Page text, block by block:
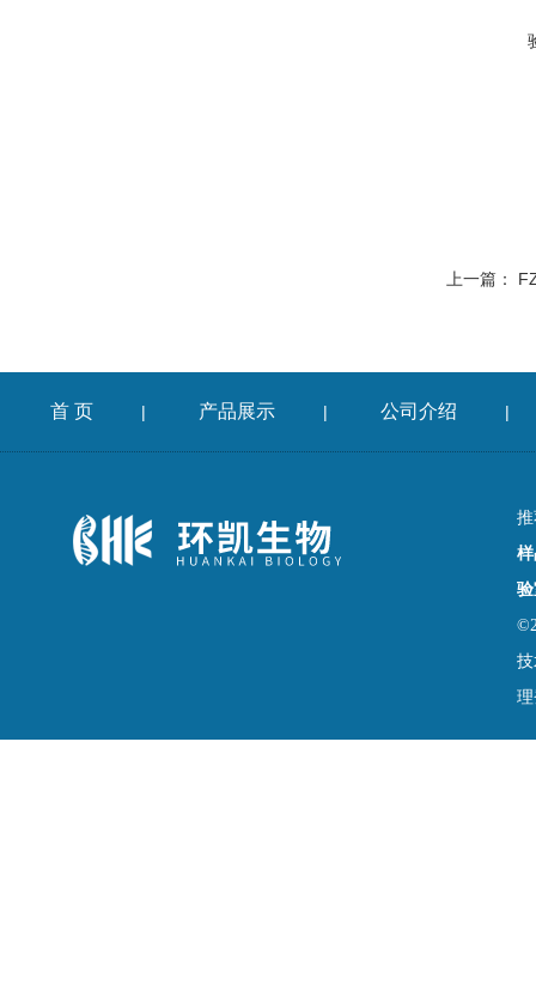
上一篇：
首 页 | 产品展示 | 公司介绍 |